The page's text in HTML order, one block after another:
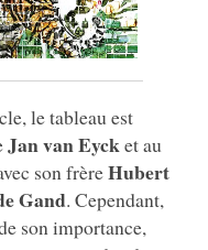
le tableau est
Jan van Eycket au
son frèreHubert
Gand. Cependant,
son importance,